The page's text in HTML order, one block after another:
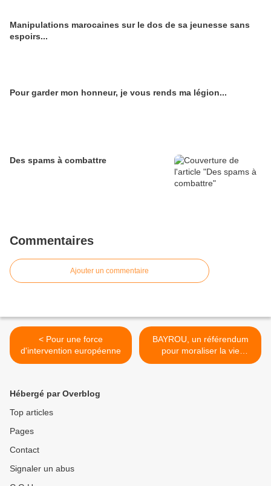
Manipulations marocaines sur le dos de sa jeunesse sans
espoirs...
Pour garder mon honneur, je vous rends ma légion...
Des spams à combattre
Commentaires
Ajouter un commentaire
< Pour une force
d'intervention européenne
BAYROU, un référendum
pour moraliser la vie
publique >
Hébergé par Overblog
Top articles
Pages
Contact
Signaler un abus